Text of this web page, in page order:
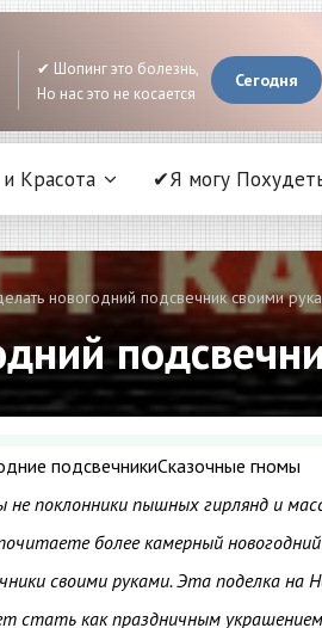
✔ Шопинг это болезнь,
Но нас это не косается
Сегодня
Красота ✔Я могу
новогодний подсвечник своими
подсвечникиСказочные гномы
не поклонники пышных гирлянд и
более камерный
своими руками. Эта поделка на
стать как праздничным